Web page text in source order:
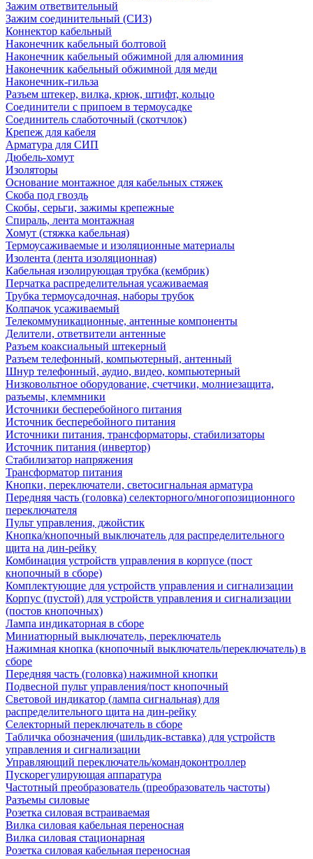
Зажим ответвительный
Зажим соединительный (СИЗ)
Коннектор кабельный
Наконечник кабельный болтовой
Наконечник кабельный обжимной для алюминия
Наконечник кабельный обжимной для меди
Наконечник-гильза
Разъем штекер, вилка, крюк, штифт, кольцо
Соединители с припоем в термоусадке
Соединитель слаботочный (скотчлок)
Крепеж для кабеля
Арматура для СИП
Дюбель-хомут
Изоляторы
Основание монтажное для кабельных стяжек
Скоба под гвоздь
Скобы, серьги, зажимы крепежные
Спираль, лента монтажная
Хомут (стяжка кабельная)
Термоусаживаемые и изоляционные материалы
Изолента (лента изоляционная)
Кабельная изолирующая трубка (кембрик)
Перчатка распределительная усаживаемая
Трубка термоусадочная, наборы трубок
Колпачок усаживаемый
Телекоммуникационные, антенные компоненты
Делители, ответвители антенные
Разъем коаксиальный штекерный
Разъем телефонный, компьютерный, антенный
Шнур телефонный, аудио, видео, компьютерный
Низковольтное оборудование, счетчики, молниезащита,
разъемы, клеммники
Источники бесперебойного питания
Источник бесперебойного питания
Источники питания, трансформаторы, стабилизаторы
Источник питания (инвертор)
Стабилизатор напряжения
Трансформатор питания
Кнопки, переключатели, светосигнальная арматура
Передняя часть (головка) селекторного/многопозиционного
переключателя
Пульт управления, джойстик
Кнопка/кнопочный выключатель для распределительного
щита на дин-рейку
Комбинация устройств управления в корпусе (пост
кнопочный в сборе)
Комплектующие для устройств управления и сигнализации
Корпус (пустой) для устройств управления и сигнализации
(постов кнопочных)
Лампа индикаторная в сборе
Миниатюрный выключатель, переключатель
Нажимная кнопка (кнопочный выключатель/переключатель) в
сборе
Передняя часть (головка) нажимной кнопки
Подвесной пульт управления/пост кнопочный
Световой индикатор (лампа сигнальная) для
распределительного щита на дин-рейку
Селекторный переключатель в сборе
Табличка обозначения (шильдик-вставка) для устройств
управления и сигнализации
Управляющий переключатель/командоконтроллер
Пускорегулирующая аппаратура
Частотный преобразователь (преобразователь частоты)
Разъемы силовые
Розетка силовая встраиваемая
Вилка силовая кабельная переносная
Вилка силовая стационарная
Розетка силовая кабельная переносная